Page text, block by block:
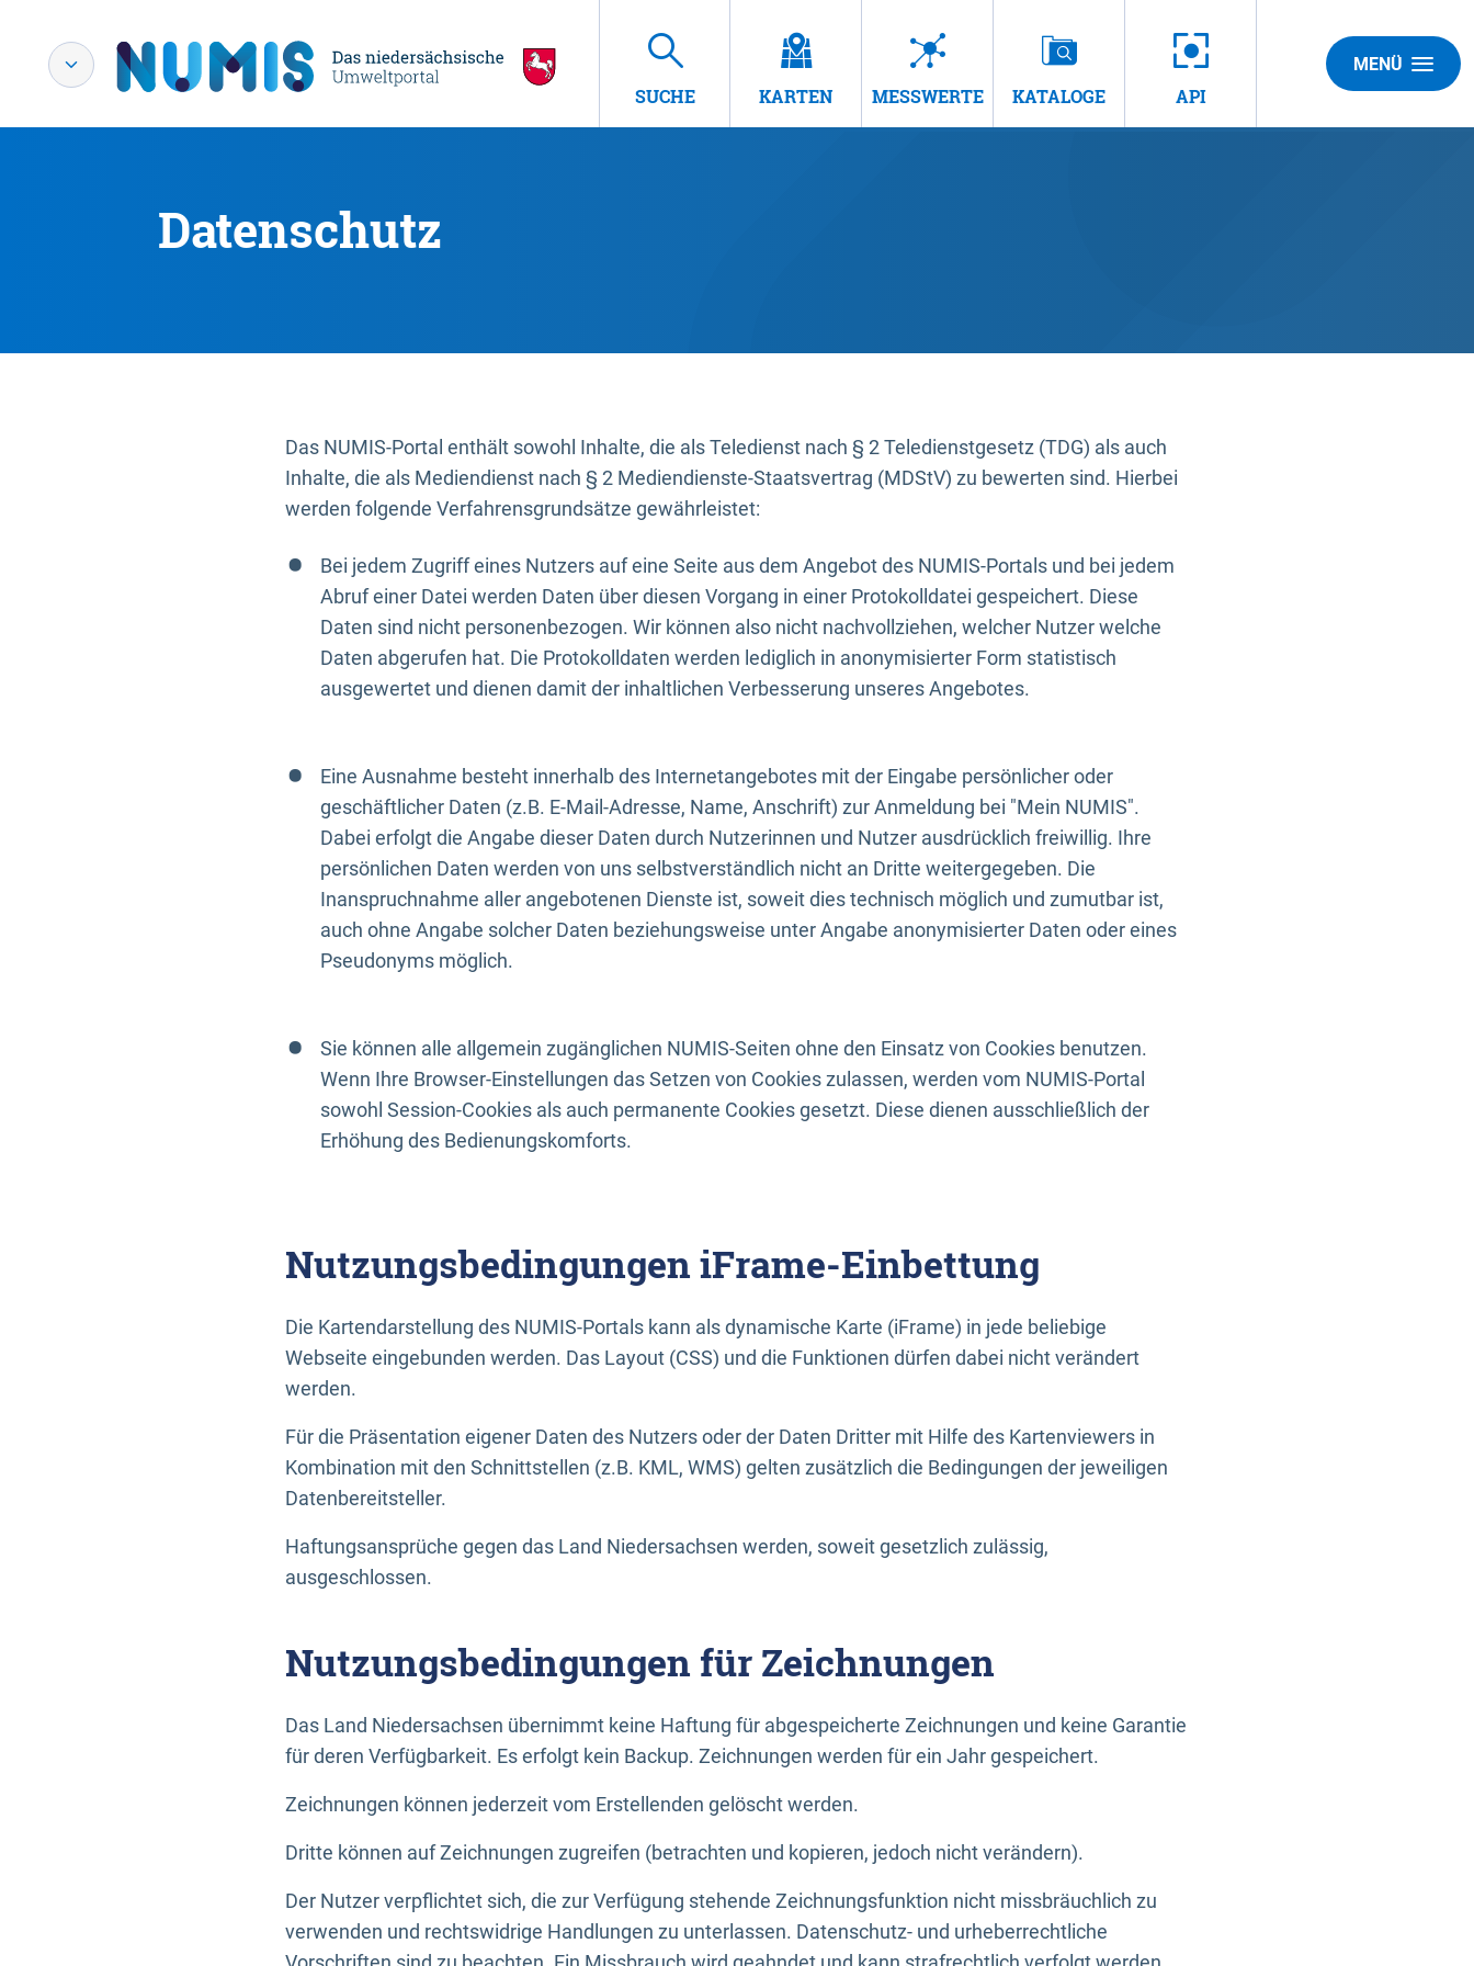
SUCHE KARTEN MESSWERTE KATALOGE API
MENÜ
Datenschutz
Das NUMIS-Portal enthält sowohl Inhalte, die als Teledienst nach § 2 Teledienstgesetz (TDG) als auch
Inhalte, die als Mediendienst nach § 2 Mediendienste-Staatsvertrag (MDStV) zu bewerten sind. Hierbei
werden folgende Verfahrensgrundsätze gewährleistet:
Bei jedem Zugriff eines Nutzers auf eine Seite aus dem Angebot des NUMIS-Portals und bei jedem
Abruf einer Datei werden Daten über diesen Vorgang in einer Protokolldatei gespeichert. Diese
Daten sind nicht personenbezogen. Wir können also nicht nachvollziehen, welcher Nutzer welche
Daten abgerufen hat. Die Protokolldaten werden lediglich in anonymisierter Form statistisch
ausgewertet und dienen damit der inhaltlichen Verbesserung unseres Angebotes.
Eine Ausnahme besteht innerhalb des Internetangebotes mit der Eingabe persönlicher oder
geschäftlicher Daten (z.B. E-Mail-Adresse, Name, Anschrift) zur Anmeldung bei "Mein NUMIS".
Dabei erfolgt die Angabe dieser Daten durch Nutzerinnen und Nutzer ausdrücklich freiwillig. Ihre
persönlichen Daten werden von uns selbstverständlich nicht an Dritte weitergegeben. Die
Inanspruchnahme aller angebotenen Dienste ist, soweit dies technisch möglich und zumutbar ist,
auch ohne Angabe solcher Daten beziehungsweise unter Angabe anonymisierter Daten oder eines
Pseudonyms möglich.
Sie können alle allgemein zugänglichen NUMIS-Seiten ohne den Einsatz von Cookies benutzen.
Wenn Ihre Browser-Einstellungen das Setzen von Cookies zulassen, werden vom NUMIS-Portal
sowohl Session-Cookies als auch permanente Cookies gesetzt. Diese dienen ausschließlich der
Erhöhung des Bedienungskomforts.
Nutzungsbedingungen iFrame-Einbettung
Die Kartendarstellung des NUMIS-Portals kann als dynamische Karte (iFrame) in jede beliebige
Webseite eingebunden werden. Das Layout (CSS) und die Funktionen dürfen dabei nicht verändert
werden.
Für die Präsentation eigener Daten des Nutzers oder der Daten Dritter mit Hilfe des Kartenviewers in
Kombination mit den Schnittstellen (z.B. KML, WMS) gelten zusätzlich die Bedingungen der jeweiligen
Datenbereitsteller.
Haftungsansprüche gegen das Land Niedersachsen werden, soweit gesetzlich zulässig,
ausgeschlossen.
Nutzungsbedingungen für Zeichnungen
Das Land Niedersachsen übernimmt keine Haftung für abgespeicherte Zeichnungen und keine Garantie
für deren Verfügbarkeit. Es erfolgt kein Backup. Zeichnungen werden für ein Jahr gespeichert.
Zeichnungen können jederzeit vom Erstellenden gelöscht werden.
Dritte können auf Zeichnungen zugreifen (betrachten und kopieren, jedoch nicht verändern).
Der Nutzer verpflichtet sich, die zur Verfügung stehende Zeichnungsfunktion nicht missbräuchlich zu
verwenden und rechtswidrige Handlungen zu unterlassen. Datenschutz- und urheberrechtliche